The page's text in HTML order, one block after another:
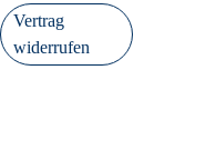
Vertrag
widerrufen